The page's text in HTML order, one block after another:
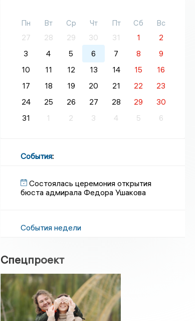
Пн Вт Ср Чт Пт Сб
Вс
27
28 29 30 31 1
2
3
4 5 6 7 8
9
10
11 12 13 14 15
16
17
18 19 20 21 22
23
24
25 26 27 28 29
30
31
1 2 3 4 5 6
События:
Состоялась церемония открытия
бюста адмирала Федора Ушакова
События недели
Спецпроект